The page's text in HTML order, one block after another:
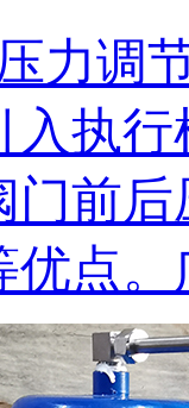
力调
入执
门前
优点